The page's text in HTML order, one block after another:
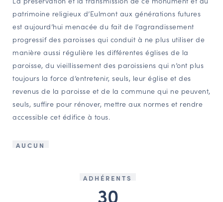
patrimoine religieux d’Eulmont aux générations futures
est aujourd’hui menacée du fait de l’agrandissement
progressif des paroisses qui conduit à ne plus utiliser de
manière aussi régulière les différentes églises de la
paroisse, du vieillissement des paroissiens qui n’ont plus
toujours la force d’entretenir, seuls, leur église et des
revenus de la paroisse et de la commune qui ne peuvent,
seuls, suffire pour rénover, mettre aux normes et rendre
accessible cet édifice à tous.
AUCUN
ADHÉRENTS
30